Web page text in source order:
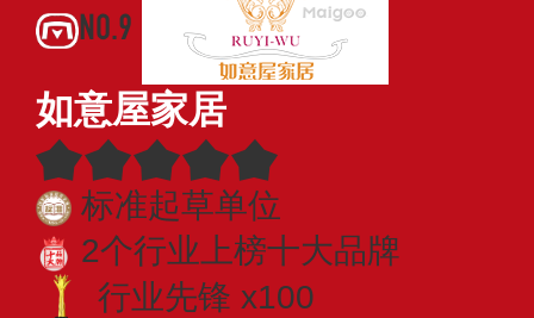
NO.9
如意屋家居
标准起草单位
2个行业上榜十大品牌
行业先锋 x100